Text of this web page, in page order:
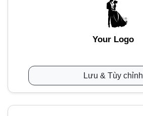
Your Logo
Lưu & Tùy chỉnh